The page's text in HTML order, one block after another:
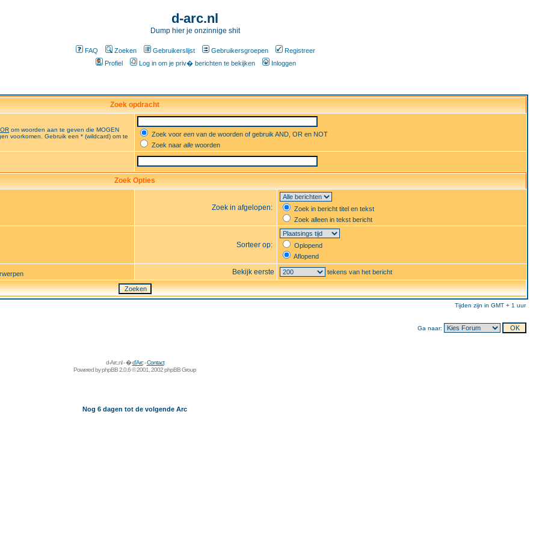
d-arc.nl
Dump hier je onzinnige shit
FAQ Zoeken Gebruikerslijst Gebruikersgroepen
Registreer
Profiel
Log in om je priv� berichten te bekijken Inloggen
Zoek opdracht
OR om woorden aan te geven die MOGEN
voorkomen. Gebruik een * (wildcard) om te
Zoek voor een van de woorden of gebruik AND, OR en NOT
Zoek naar alle woorden
Zoek Opties
Zoek in afgelopen:
Zoek in bericht titel en tekst
Zoek alleen in tekst bericht
Sorteer op:
Oplopend
Aflopend
Bekijk eerste tekens van het bericht
Tijden zijn in GMT + 1 uur
Ga naar:
d-Arc.nl - �d'Arc-Contact
Powered byphpBB2.0.6 © 2001, 2002 phpBB Group
Nog 6 dagen tot de volgende Arc